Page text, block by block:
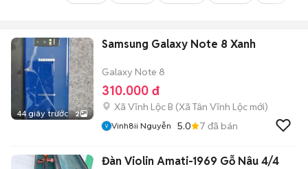
44 giây trước 2
Samsung Galaxy Note 8 Xanh
Galaxy Note 8
310.000 đ
Xã Vĩnh Lộc B (Xã Tân Vĩnh Lộc mới)
Vinh8ii Nguyễn 5.0 7 đã bán
Đàn Violin Amati-1969 Gỗ Nâu 4/4